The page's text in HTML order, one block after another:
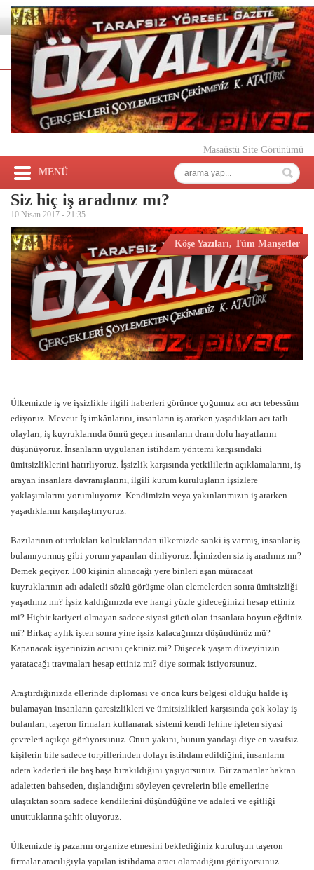
Masaüstü Site Görünümü
MENÜ
Siz hiç iş aradınız mı?
10 Nisan 2017 - 21:35
Köşe Yazıları, Tüm Manşetler
Ülkemizde iş ve işsizlikle ilgili haberleri görünce çoğumuz acı acı tebessüm
ediyoruz. Mevcut İş imkânlarını, insanların iş ararken yaşadıkları acı tatlı
olayları, iş kuyruklarında ömrü geçen insanların dram dolu hayatlarını
düşünüyoruz. İnsanların uygulanan istihdam yöntemi karşısındaki
ümitsizliklerini hatırlıyoruz. İşsizlik karşısında yetkililerin açıklamalarını, iş
arayan insanlara davranışlarını, ilgili kurum kuruluşların işsizlere
yaklaşımlarını yorumluyoruz. Kendimizin veya yakınlarımızın iş ararken
yaşadıklarını karşılaştırıyoruz.
Bazılarının oturdukları koltuklarından ülkemizde sanki iş varmış, insanlar iş
bulamıyormuş gibi yorum yapanları dinliyoruz. İçimizden siz iş aradınız mı?
Demek geçiyor. 100 kişinin alınacağı yere binleri aşan müracaat
kuyruklarının adı adaletli sözlü görüşme olan elemelerden sonra ümitsizliği
yaşadınız mı? İşsiz kaldığınızda eve hangi yüzle gideceğinizi hesap ettiniz
mi? Hiçbir kariyeri olmayan sadece siyasi gücü olan insanlara boyun eğdiniz
mi? Birkaç aylık işten sonra yine işsiz kalacağınızı düşündünüz mü?
Kapanacak işyerinizin acısını çektiniz mi? Düşecek yaşam düzeyinizin
yaratacağı travmaları hesap ettiniz mi? diye sormak istiyorsunuz.
Araştırdığınızda ellerinde diploması ve onca kurs belgesi olduğu halde iş
bulamayan insanların çaresizlikleri ve ümitsizlikleri karşısında çok kolay iş
bulanları, taşeron firmaları kullanarak sistemi kendi lehine işleten siyasi
çevreleri açıkça görüyorsunuz. Onun yakını, bunun yandaşı diye en vasıfsız
kişilerin bile sadece torpillerinden dolayı istihdam edildiğini, insanların
adeta kaderleri ile baş başa bırakıldığını yaşıyorsunuz. Bir zamanlar haktan
adaletten bahseden, dışlandığını söyleyen çevrelerin bile emellerine
ulaştıktan sonra sadece kendilerini düşündüğüne ve adaleti ve eşitliği
unuttuklarına şahit oluyoruz.
Ülkemizde iş pazarını organize etmesini beklediğiniz kuruluşun taşeron
firmalar aracılığıyla yapılan istihdama aracı olamadığını görüyorsunuz.